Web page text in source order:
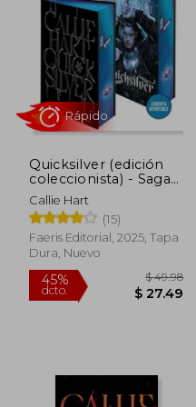
dcto. $ 29.85
Quicksilver (edición
coleccionista) - Saga
Alquimia & Fae vol. 1
Callie Hart
(15)
Faeris Editorial, 2025, Tapa
Dura, Nuevo